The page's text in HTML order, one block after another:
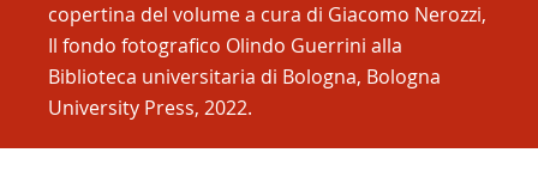
copertina del volume a cura di Giacomo Nerozzi,
Il fondo fotografico Olindo Guerrini alla
Biblioteca universitaria di Bologna, Bologna
University Press, 2022.